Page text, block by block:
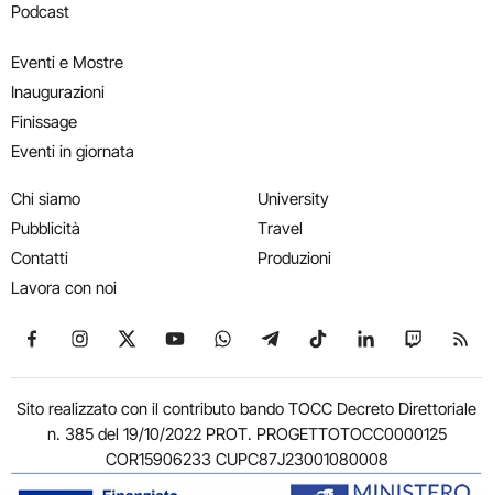
Podcast
Eventi e Mostre
Inaugurazioni
Finissage
Eventi in giornata
Chi siamo
Pubblicità
Contatti
Lavora con noi
University
Travel
Produzioni
Seguici su Facebook
Seguici su Instagram
Seguici su X
Seguici su YouTube
Seguici su WhatsApp
Seguici su Telegram
Seguici su TikTok
Seguici su
Seguici
Sito realizzato con il contributo bando TOCC Decreto Direttoriale
n. 385 del 19/10/2022 PROT. PROGETTOTOCC0000125
COR15906233 CUPC87J23001080008